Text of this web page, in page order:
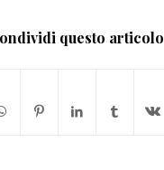
questo articolo